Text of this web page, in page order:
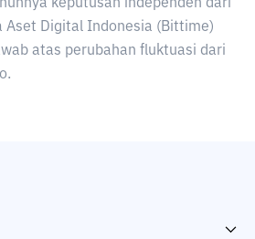
keputusan independen dari
Aset Digital Indonesia (Bittime)
atas perubahan fluktuasi dari